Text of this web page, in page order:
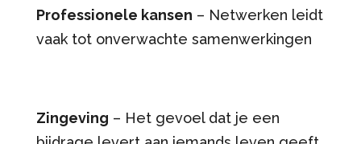
Professionele kansen – Netwerken leidt
vaak tot onverwachte samenwerkingen
Zingeving – Het gevoel dat je een